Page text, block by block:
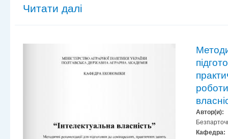
Читати далі
Автор(и):
Кафедра: